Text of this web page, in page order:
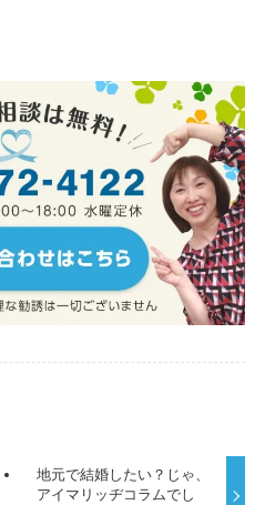
地元で結婚したい？じゃ、
アイマリッヂコラムでし